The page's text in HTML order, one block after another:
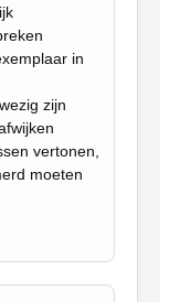
in
zijn
vertonen,
moeten